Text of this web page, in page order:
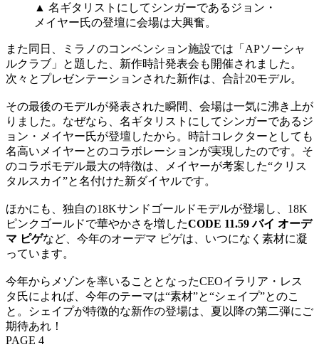
▲ 名ギタリストにしてシンガーであるジョン・
メイヤー氏の登壇に会場は大興奮。
また同日、ミラノのコンベンション施設では「APソーシャ
ルクラブ」と題した、新作時計発表会も開催されました。
次々とプレゼンテーションされた新作は、合計20モデル。
その最後のモデルが発表された瞬間、会場は一気に沸き上が
りました。なぜなら、名ギタリストにしてシンガーであるジ
ョン・メイヤー氏が登壇したから。時計コレクターとしても
名高いメイヤーとのコラボレーションが実現したのです。そ
のコラボモデル最大の特徴は、メイヤーが考案した“クリス
タルスカイ”と名付けた新ダイヤルです。
ほかにも、独自の18Kサンドゴールドモデルが登場し、18K
ピンクゴールドで華やかさを増したCODE 11.59 バイ オーデ
マ ピゲなど、今年のオーデマ ピゲは、いつになく素材に凝
っています。
今年からメゾンを率いることとなったCEOイラリア・レス
タ氏によれば、今年のテーマは“素材”と“シェイプ”とのこ
と。シェイプが特徴的な新作の登場は、夏以降の第二弾にご
期待あれ！
PAGE 4